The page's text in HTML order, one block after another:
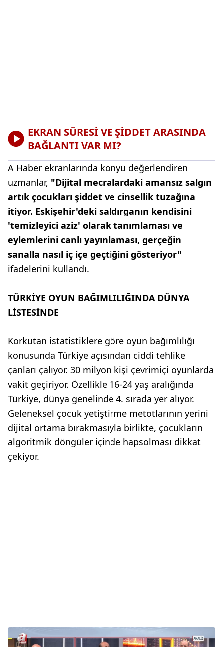
EKRAN SÜRESİ VE ŞİDDET ARASINDA
BAĞLANTI VAR MI?
A Haber ekranlarında konyu değerlendiren
uzmanlar, "Dijital mecralardaki amansız salgın
artık çocukları şiddet ve cinsellik tuzağına
itiyor. Eskişehir'deki saldırganın kendisini
'temizleyici aziz' olarak tanımlaması ve
eylemlerini canlı yayınlaması, gerçeğin
sanalla nasıl iç içe geçtiğini gösteriyor"
ifadelerini kullandı.
TÜRKİYE OYUN BAĞIMLILIĞINDA DÜNYA
LİSTESİNDE
Korkutan istatistiklere göre oyun bağımlılığı
konusunda Türkiye açısından ciddi tehlike
çanları çalıyor. 30 milyon kişi çevrimiçi oyunlarda
vakit geçiriyor. Özellikle 16-24 yaş aralığında
Türkiye, dünya genelinde 4. sırada yer alıyor.
Geleneksel çocuk yetiştirme metotlarının yerini
dijital ortama bırakmasıyla birlikte, çocukların
algoritmik döngüler içinde hapsolması dikkat
çekiyor.